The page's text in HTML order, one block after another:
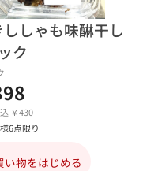
しゃも味醂干し
ク
￥430
6点限り
い物をはじめる